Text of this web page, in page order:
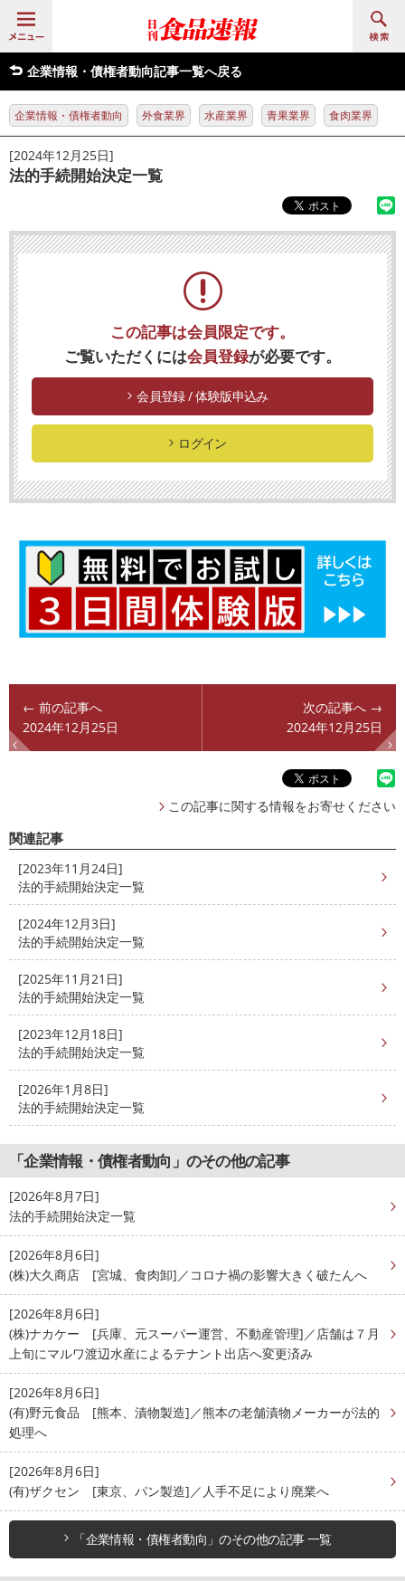
企業情報・債権者動向記事一覧へ戻る
企業情報・債権者動向 外食業界 水産業界 青果業界 食肉業界
[2024年12月25日]
法的手続開始決定一覧
この記事は会員限定です。
ご覧いただくには会員登録が必要です。
会員登録 / 体験版申込み
ログイン
← 前の記事へ
2024年12月25日
次の記事へ →
2024年12月25日
この記事に関する情報をお寄せください
関連記事
[2023年11月24日]
法的手続開始決定一覧
[2024年12月3日]
法的手続開始決定一覧
[2025年11月21日]
法的手続開始決定一覧
[2023年12月18日]
法的手続開始決定一覧
[2026年1月8日]
法的手続開始決定一覧
「企業情報・債権者動向」のその他の記事
[2026年8月7日]
法的手続開始決定一覧
[2026年8月6日]
(株)大久商店 [宮城、食肉卸]／コロナ禍の影響大きく破たんへ
[2026年8月6日]
(株)ナカケー [兵庫、元スーパー運営、不動産管理]／店舗は７月
上旬にマルワ渡辺水産によるテナント出店へ変更済み
[2026年8月6日]
(有)野元食品 [熊本、漬物製造]／熊本の老舗漬物メーカーが法的
処理へ
[2026年8月6日]
(有)ザクセン [東京、パン製造]／人手不足により廃業へ
「企業情報・債権者動向」のその他の記事 一覧